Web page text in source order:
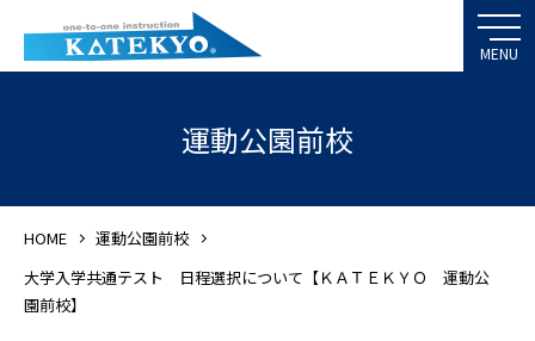
運動公園前校
HOME
運動公園前校
大学入学共通テスト 日程選択について【ＫＡＴＥＫＹＯ 運動公
園前校】